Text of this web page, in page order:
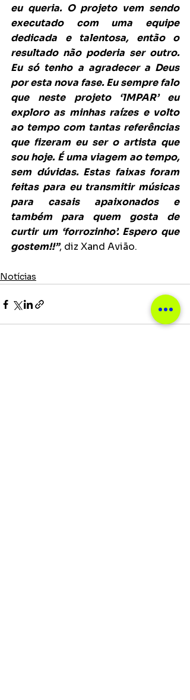
eu queria. O projeto vem sendo
executado com uma equipe
dedicada e talentosa, então o
resultado não poderia ser outro.
Eu só tenho a agradecer a Deus
por esta nova fase. Eu sempre falo
que neste projeto ‘1MPAR’ eu
exploro as minhas raízes e volto
ao tempo com tantas referências
que fizeram eu ser o artista que
sou hoje. É uma viagem ao tempo,
sem dúvidas. Estas faixas foram
feitas para eu transmitir músicas
para casais apaixonados e
também para quem gosta de
curtir um ‘forrozinho’. Espero que
gostem!!”, diz Xand Avião.
Notícias